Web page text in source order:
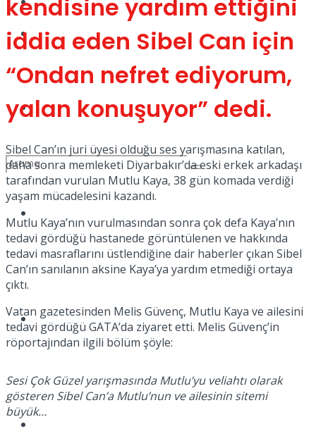
Dünya
Müzik
Podcast
No Result
View All Result
kendisine yardım ettiğini
iddia eden Sibel Can için
“Ondan nefret ediyorum,
yalan konuşuyor” dedi.
Sibel Can’ın juri üyesi olduğu ses yarışmasına katılan,
daha sonra memleketi Diyarbakır’da eski erkek arkadaşı
tarafından vurulan Mutlu Kaya, 38 gün komada verdiği
yaşam mücadelesini kazandı.
Mutlu Kaya’nın vurulmasından sonra çok defa Kaya’nın
tedavi gördüğü hastanede görüntülenen ve hakkında
tedavi masraflarını üstlendiğine dair haberler çıkan Sibel
Can’ın sanılanın aksine Kaya’ya yardım etmediği ortaya
çıktı.
Vatan gazetesinden Melis Güvenç, Mutlu Kaya ve ailesini
tedavi gördüğü GATA’da ziyaret etti. Melis Güvenç’in
röportajından ilgili bölüm şöyle:
Sesi Çok Güzel yarışmasında Mutlu’yu veliahtı olarak
gösteren Sibel Can’a Mutlu’nun ve ailesinin sitemi
büyük…